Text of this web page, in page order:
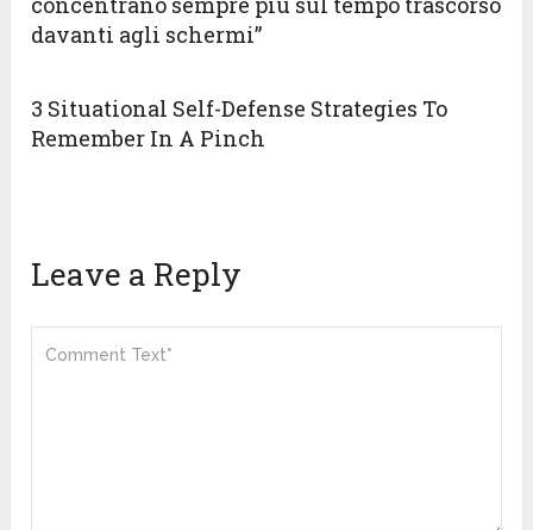
davanti agli schermi”
3 Situational Self-Defense Strategies To
Remember In A Pinch
Leave a Reply